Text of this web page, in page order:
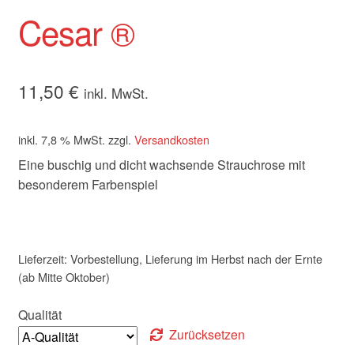
Cesar ®
11,50 € inkl. MwSt.
inkl. 7,8 % MwSt. zzgl. Versandkosten
Eine buschig und dicht wachsende Strauchrose mit
besonderem Farbenspiel
Lieferzeit: Vorbestellung, Lieferung im Herbst nach der Ernte
(ab Mitte Oktober)
Qualität
Zurücksetzen